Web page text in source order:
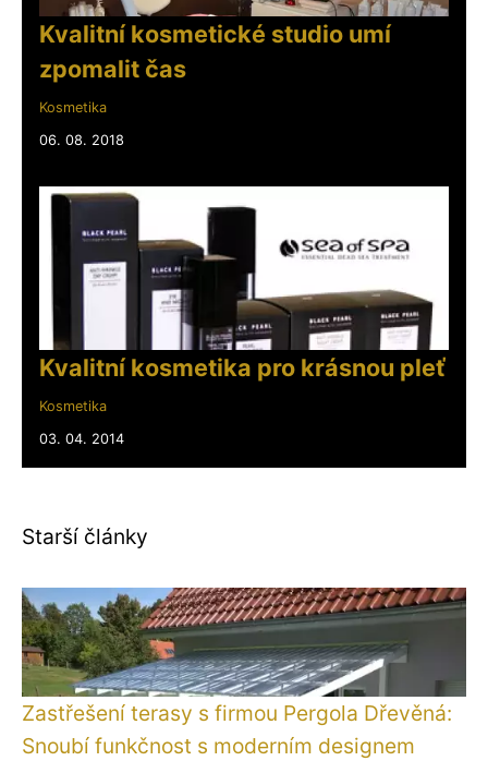
Kvalitní kosmetické studio umí
zpomalit čas
Kosmetika
06. 08. 2018
Kvalitní kosmetika pro krásnou pleť
Kosmetika
03. 04. 2014
Starší články
Zastřešení terasy s firmou Pergola Dřevěná:
Snoubí funkčnost s moderním designem